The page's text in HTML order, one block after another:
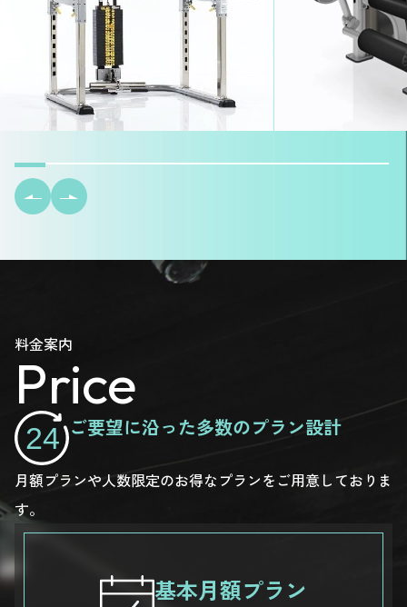
料金案内
Price
ご要望に沿った多数のプラン設計
月額プランや人数限定のお得なプランをご用意しておりま
す。
基本月額プラン